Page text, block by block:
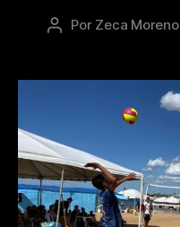
Por Zeca Moreno